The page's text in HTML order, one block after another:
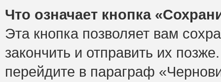
Что означает кнопка
Эта кнопка позволяет вам
закончить и отправить их
перейдите в параграф